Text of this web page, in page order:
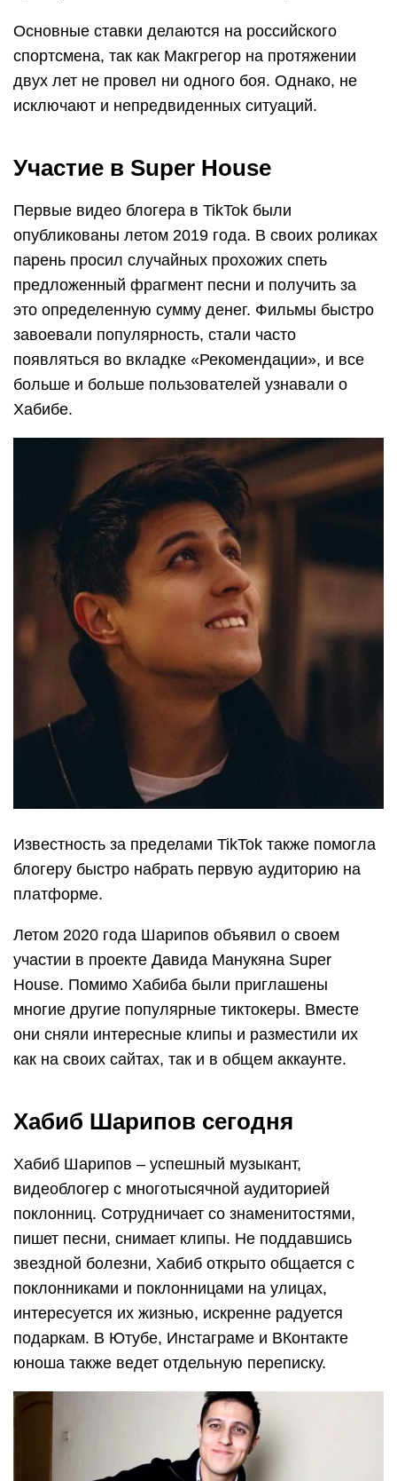
Основные ставки делаются на российского
спортсмена, так как Макгрегор на протяжении
двух лет не провел ни одного боя. Однако, не
исключают и непредвиденных ситуаций.
Участие в Super House
Первые видео блогера в TikTok были
опубликованы летом 2019 года. В своих роликах
парень просил случайных прохожих спеть
предложенный фрагмент песни и получить за
это определенную сумму денег. Фильмы быстро
завоевали популярность, стали часто
появляться во вкладке «Рекомендации», и все
больше и больше пользователей узнавали о
Хабибе.
Известность за пределами TikTok также помогла
блогеру быстро набрать первую аудиторию на
платформе.
Летом 2020 года Шарипов объявил о своем
участии в проекте Давида Манукяна Super
House. Помимо Хабиба были приглашены
многие другие популярные тиктокеры. Вместе
они сняли интересные клипы и разместили их
как на своих сайтах, так и в общем аккаунте.
Хабиб Шарипов сегодня
Хабиб Шарипов – успешный музыкант,
видеоблогер с многотысячной аудиторией
поклонниц. Сотрудничает со знаменитостями,
пишет песни, снимает клипы. Не поддавшись
звездной болезни, Хабиб открыто общается с
поклонниками и поклонницами на улицах,
интересуется их жизнью, искренне радуется
подаркам. В Ютубе, Инстаграме и ВКонтакте
юноша также ведет отдельную переписку.